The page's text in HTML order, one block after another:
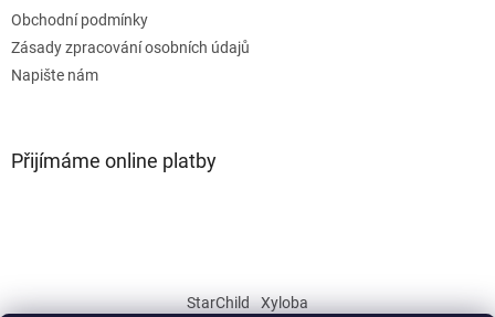
Obchodní podmínky
Zásady zpracování osobních údajů
Napište nám
Přijímáme online platby
StarChild Xyloba